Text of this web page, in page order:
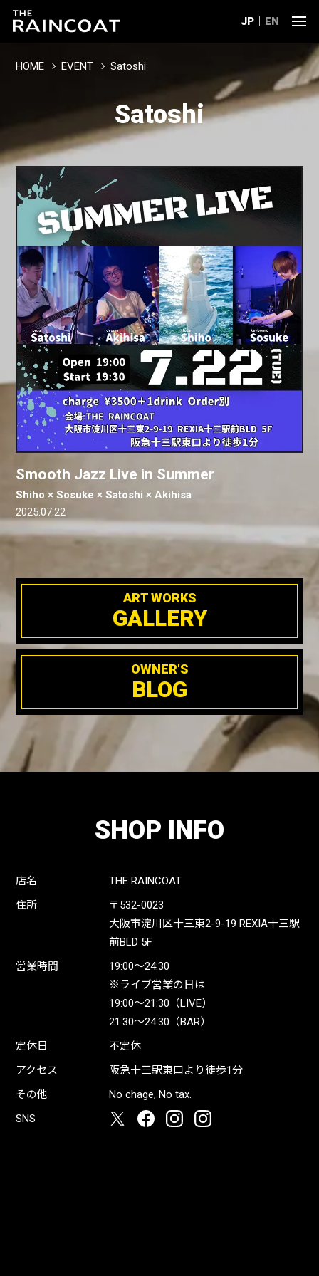
JP EN
HOME EVENT Satoshi
Satoshi
Smooth Jazz Live in Summer
Shiho × Sosuke × Satoshi × Akihisa
2025.07.22
ART WORKS
GALLERY
OWNER'S
BLOG
SHOP INFO
店名
THE RAINCOAT
住所
〒532-0023
大阪市淀川区十三東2-9-19 REXIA十三駅
前BLD 5F
営業時間
19:00〜24:30
※ライブ営業の日は
19:00〜21:30（LIVE）
21:30〜24:30（BAR）
定休日
不定休
アクセス
阪急十三駅東口より徒歩1分
その他
No chage, No tax.
SNS